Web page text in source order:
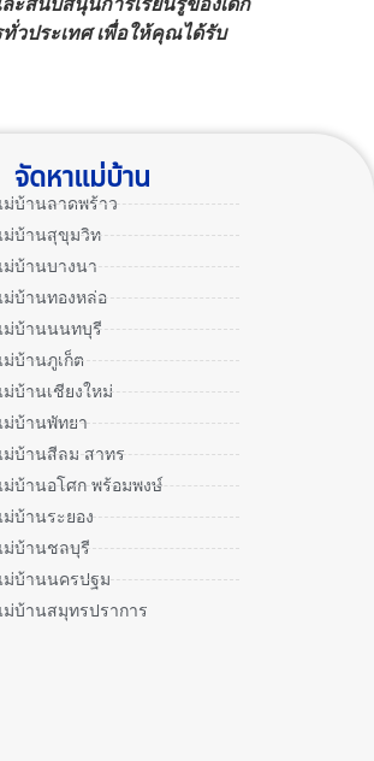
วประเทศ เพื่อให้คุณได้รับ
จัดหาแม่บ้าน
ม่บ้านลาดพร้าว
ม่บ้านสุขุมวิท
ม่บ้านบางนา
ม่บ้านทองหล่อ
ม่บ้านนนทบุรี
บ้านภูเก็ต
บ้านเชียงใหม่
ม่บ้านพัทยา
ม่บ้านสีลม สาทร
ม่บ้านอโศก พร้อมพงษ์
บ้านระยอง
ม่บ้านชลบุรี
ม่บ้านนครปฐม
ม่บ้านสมุทรปราการ